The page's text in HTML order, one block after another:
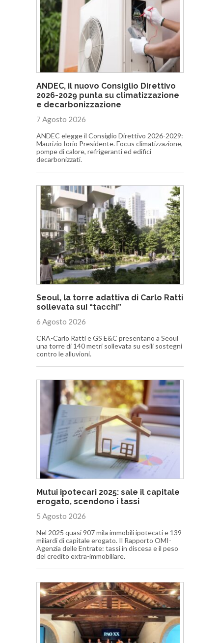
ANDEC, il nuovo Consiglio Direttivo
2026-2029 punta su climatizzazione
e decarbonizzazione
7 Agosto 2026
ANDEC elegge il Consiglio Direttivo 2026-2029:
Maurizio Iorio Presidente. Focus climatizzazione,
pompe di calore, refrigeranti ed edifici
decarbonizzati.
Seoul, la torre adattiva di Carlo Ratti
sollevata sui “tacchi”
6 Agosto 2026
CRA-Carlo Ratti e GS E&C presentano a Seoul
una torre di 140 metri sollevata su esili sostegni
contro le alluvioni.
Mutui ipotecari 2025: sale il capitale
erogato, scendono i tassi
5 Agosto 2026
Nel 2025 quasi 907 mila immobili ipotecati e 139
miliardi di capitale erogato. Il Rapporto OMI-
Agenzia delle Entrate: tassi in discesa e il peso
del credito extra-immobiliare.